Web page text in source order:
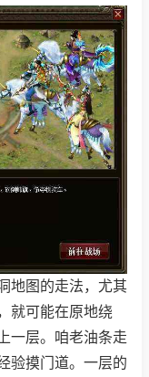
地图的走法，尤其
就可能在原地绕
一层。咱老油条走
验摸门道。一层的